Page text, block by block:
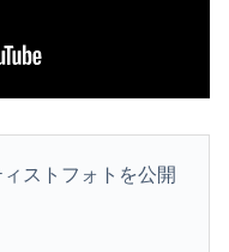
ストフォトを公開